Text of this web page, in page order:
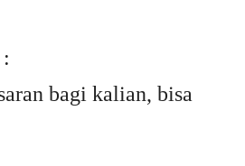
bagi kalian, bisa